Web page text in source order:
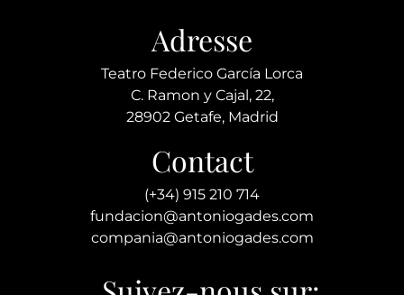
Adresse
Teatro Federico García Lorca
C. Ramon y Cajal, 22,
28902 Getafe, Madrid
Contact
(+34) 915 210 714
fundacion@antoniogades.com
compania@antoniogades.com